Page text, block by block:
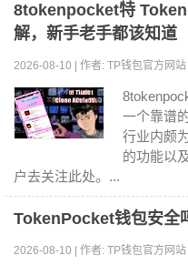
8tokenpocket特
解，新手老手都该知道
2026-08-10 | 作者: TP钱包官方网站 |
一个靠谱
行业内颇
的功能以
户去关注此处。...
TokenPocket钱包安全
2026-08-10 | 作者: TP钱包官方网站 |